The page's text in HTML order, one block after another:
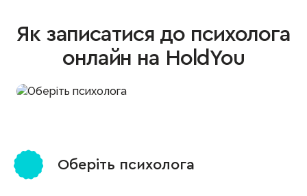
Як записатися до психолога
онлайн на HoldYou
Оберіть психолога